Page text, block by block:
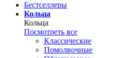
Бестселлеры
Кольца
Кольца
Посмотреть все
Классические
Помолвочные